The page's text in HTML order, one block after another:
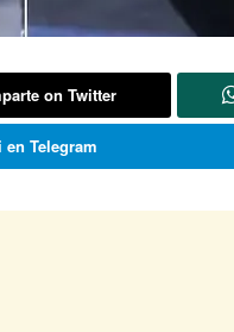
on Twitter
Telegram